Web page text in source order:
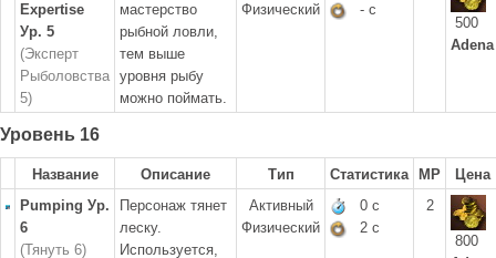
Expertise
Ур. 5
(Эксперт
Рыболовства
5)
мастерство
рыбной ловли,
тем выше
уровня рыбу
можно поймать.
Физический
- с
500
Adena
Уровень 16
Название Описание Тип Статистика MP
Цена
Pumping Ур.
6
(Тянуть 6)
Персонаж тянет
леску.
Используется,
Активный
Физический
0 с
2 с
2
800